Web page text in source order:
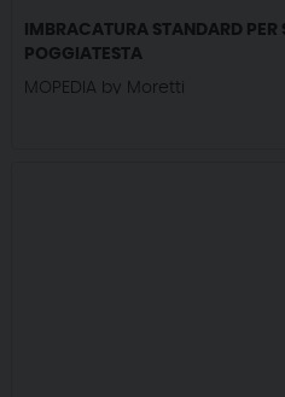
IMBRACATURA STANDARD
POGGIATESTA
MOPEDIA by Moretti